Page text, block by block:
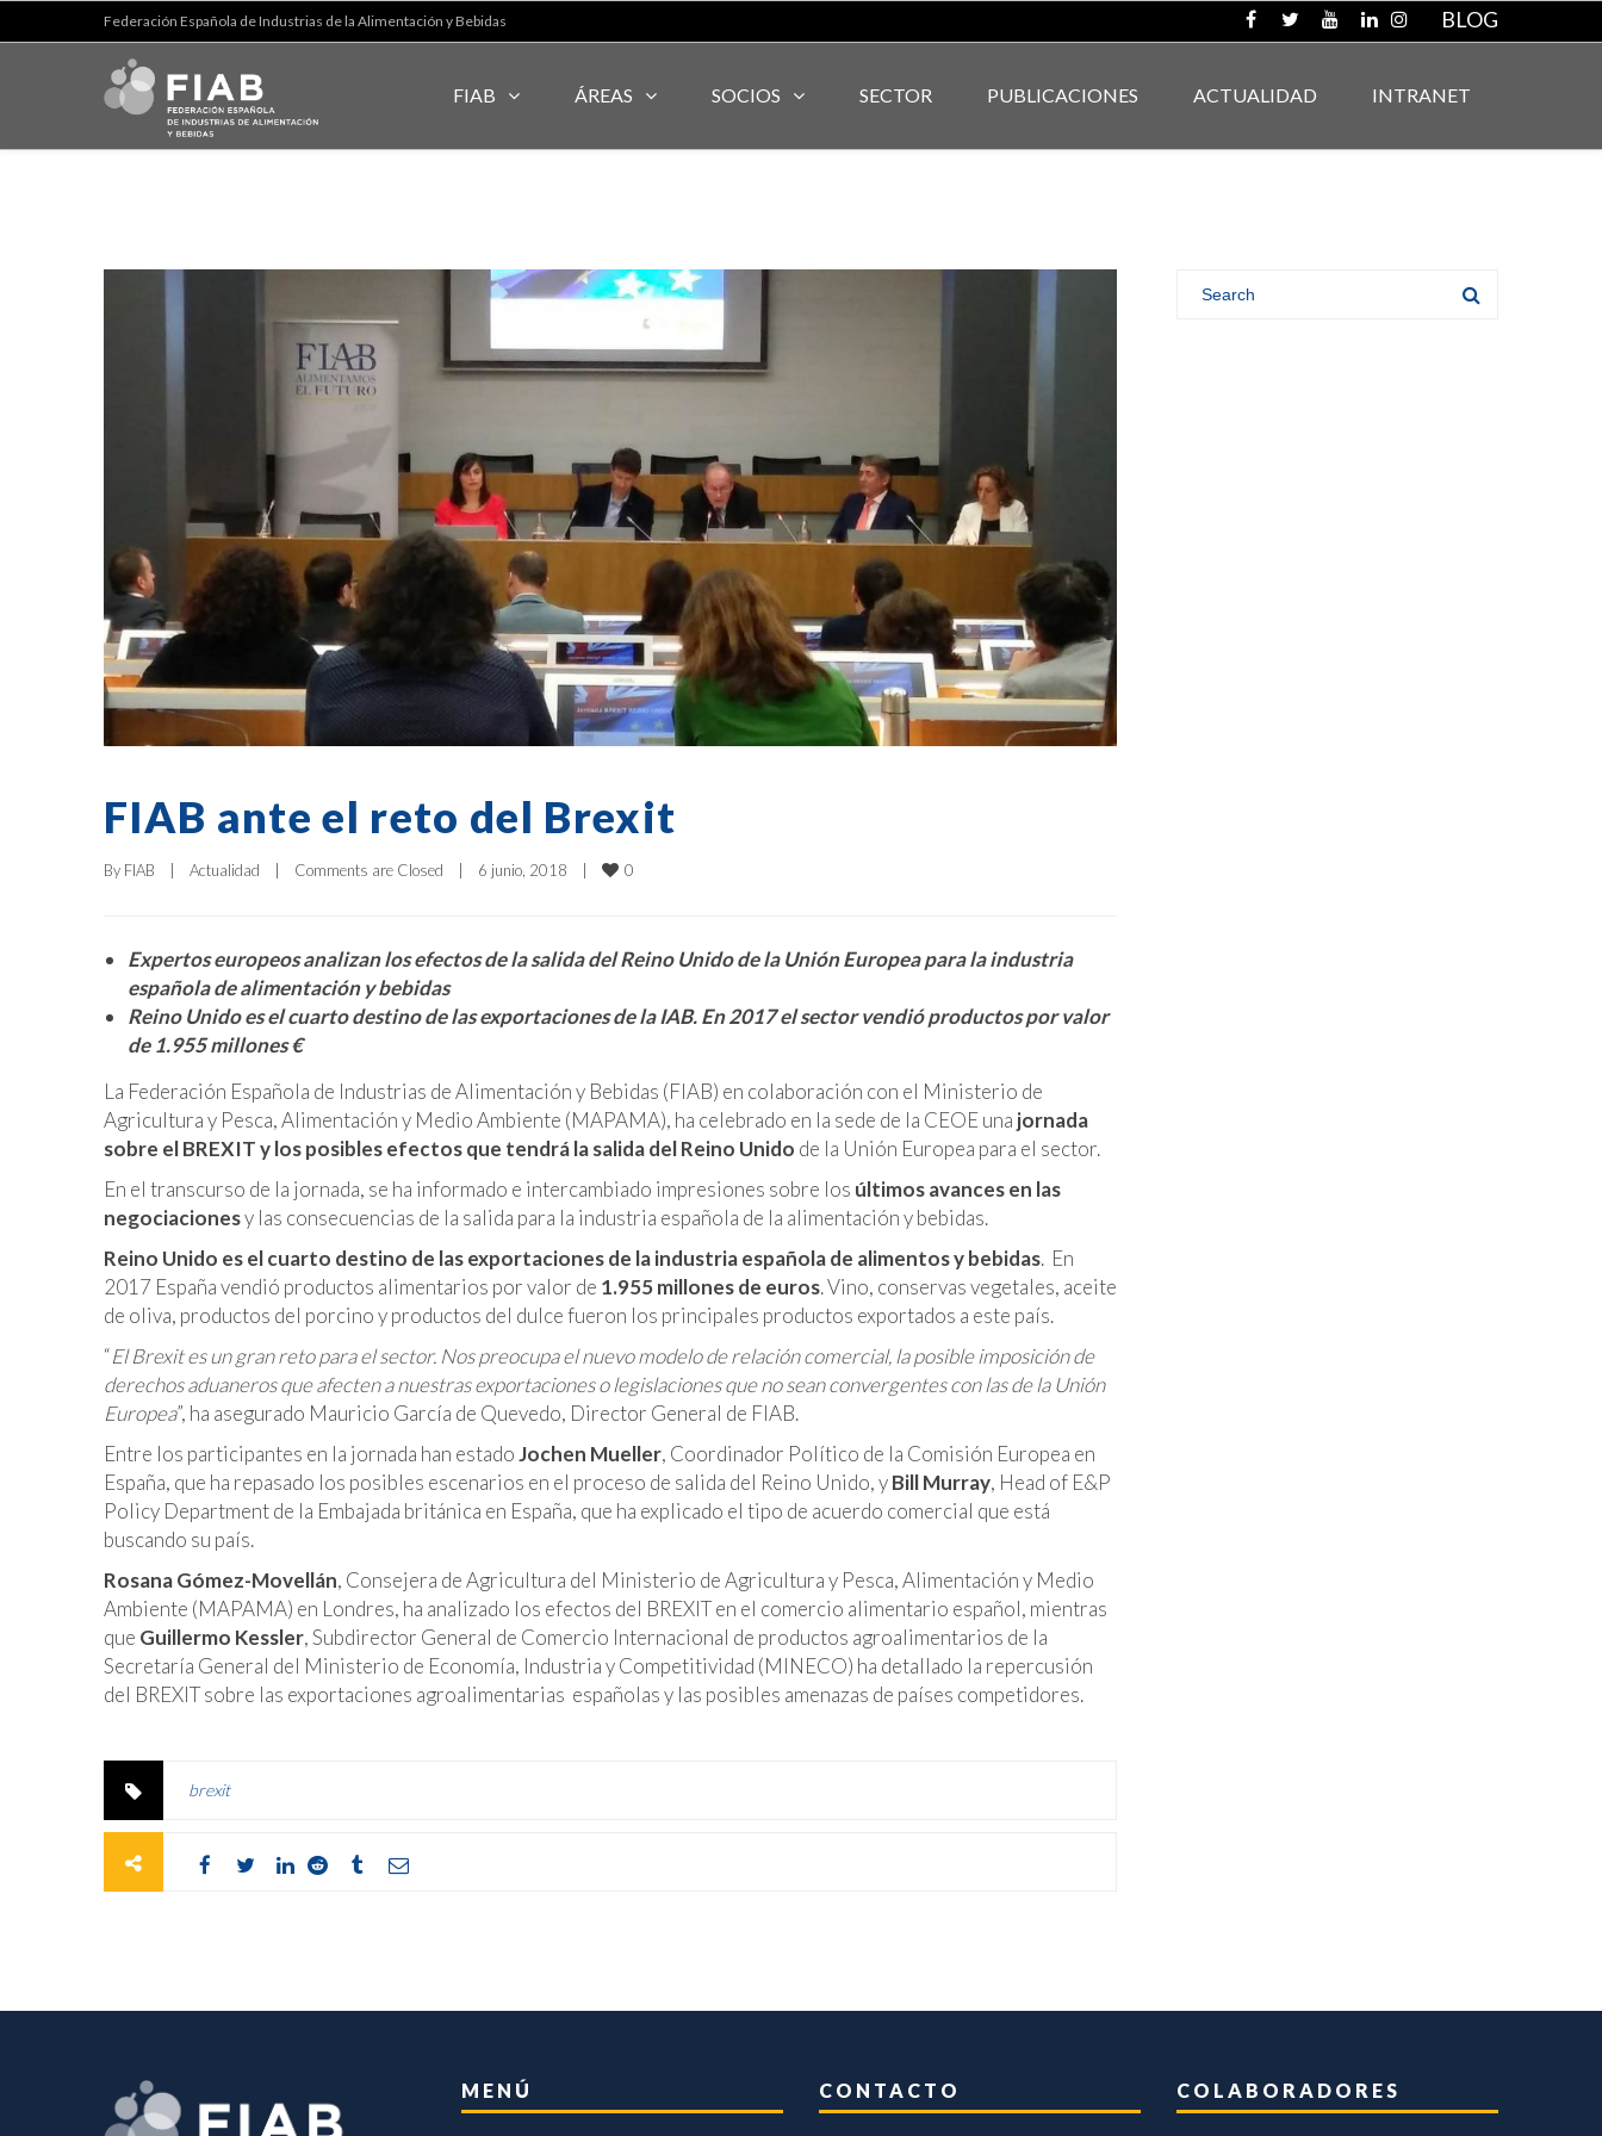
Federación Española de Industrias de la Alimentación y Bebidas BLOG
FIAB ÁREAS SOCIOS SECTOR PUBLICACIONES ACTUALIDAD INTRANET
FIAB ante el reto del Brexit
By FIAB Actualidad Comments are Closed 6 junio, 2018 0
Expertos europeos analizan los efectos de la salida del Reino Unido de la Unión Europea para la industria
española de alimentación y bebidas
Reino Unido es el cuarto destino de las exportaciones de la IAB. En 2017 el sector vendió productos por valor
de 1.955 millones €
La Federación Española de Industrias de Alimentación y Bebidas (FIAB) en colaboración con el Ministerio de
Agricultura y Pesca, Alimentación y Medio Ambiente (MAPAMA), ha celebrado en la sede de la CEOE una jornada
sobre el BREXIT y los posibles efectos que tendrá la salida del Reino Unido de la Unión Europea para el sector.
En el transcurso de la jornada, se ha informado e intercambiado impresiones sobre los últimos avances en las
negociacionesy las consecuencias de la salida para la industria española de la alimentación y bebidas.
Reino Unido es el cuarto destino de las exportaciones de la industria española de alimentos y bebidas. En
2017 España vendió productos alimentarios por valor de 1.955 millones de euros. Vino, conservas vegetales, aceite
de oliva, productos del porcino y productos del dulce fueron los principales productos exportados a este país.
“El Brexit es un gran reto para el sector. Nos preocupa el nuevo modelo de relación comercial, la posible imposición de
derechos aduaneros que afecten a nuestras exportaciones o legislaciones que no sean convergentes con las de la Unión
Europea”, ha asegurado Mauricio García de Quevedo, Director General de FIAB.
Entre los participantes en la jornada han estadoJochen Mueller, Coordinador Político de la Comisión Europea en
España, que ha repasado los posibles escenarios en el proceso de salida del Reino Unido, yBill Murray, Head of E&P
Policy Department de la Embajada británica en España, que ha explicado el tipo de acuerdo comercial que está
buscando su país.
Rosana Gómez-Movellán, Consejera de Agricultura del Ministerio de Agricultura y Pesca, Alimentación y Medio
Ambiente (MAPAMA) en Londres, ha analizado los efectos del BREXIT en el comercio alimentario español, mientras
que Guillermo Kessler, Subdirector General de Comercio Internacional de productos agroalimentarios de la
Secretaría General del Ministerio de Economía, Industria y Competitividad (MINECO) ha detallado la repercusión
del BREXIT sobre las exportaciones agroalimentarias españolas y las posibles amenazas de países competidores.
brexit
MENÚ CONTACTO COLABORADORES